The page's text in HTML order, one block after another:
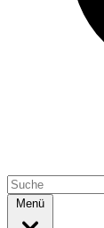
Menü